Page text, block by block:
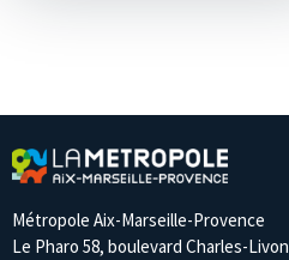
Métropole Aix-Marseille-Provence
Le Pharo 58, boulevard Charles-Livon